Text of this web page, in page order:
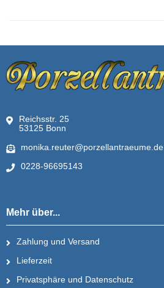
Reichsstr. 25
53125 Bonn
monika.reuter@porzellantraeume.de
0228-96695143
Mehr über...
Zahlung und Versand
Lieferzeit
Privatsphäre und Datenschutz